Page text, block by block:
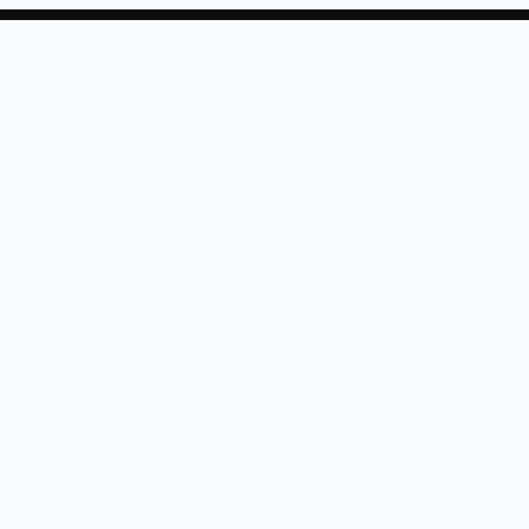
Burberry, diseñadas en color Marrón. Burberry introduce modernidad y atemporalidad gracias a la señasd de identidad de su legado